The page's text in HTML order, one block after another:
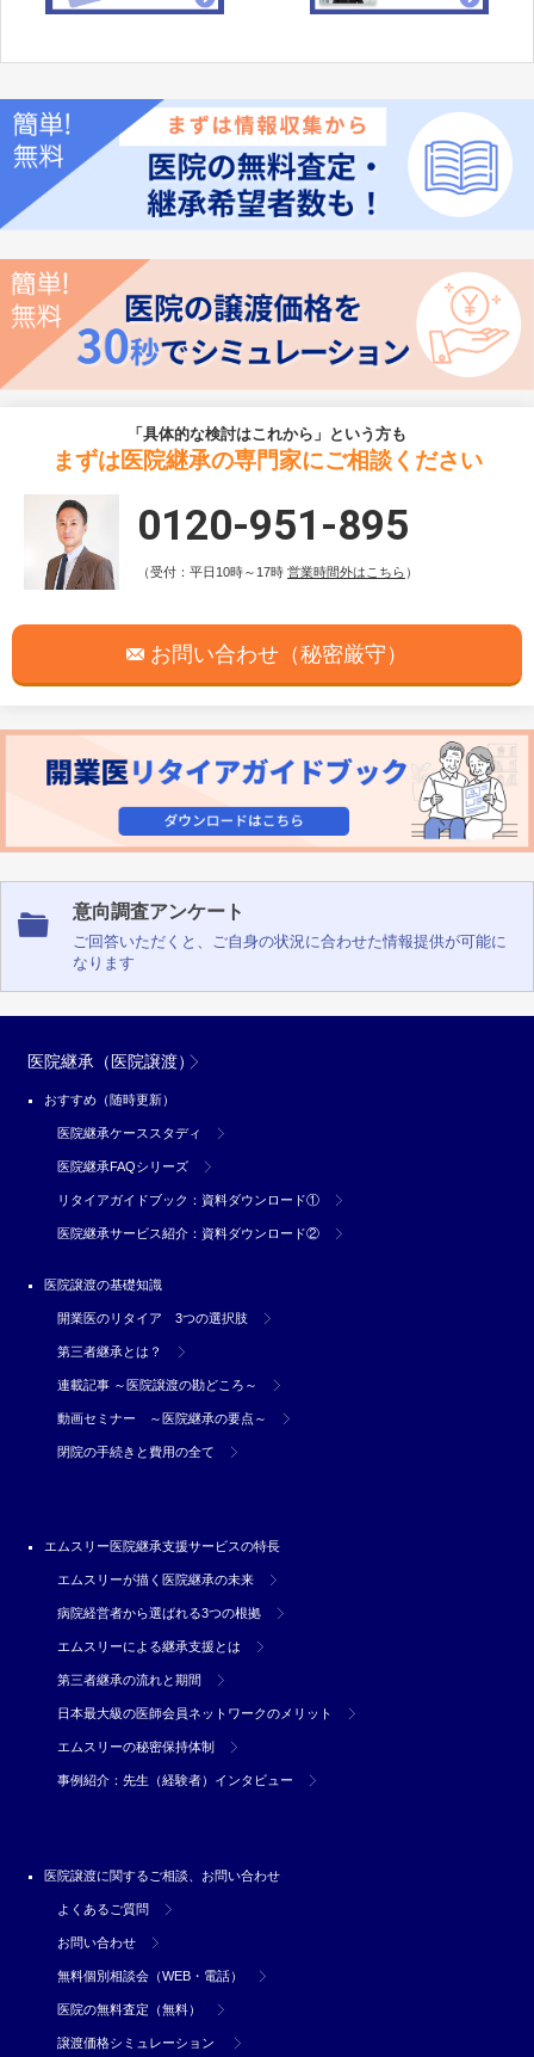
「具体的な検討はこれから」という方も
まずは医院継承の専門家にご相談ください
0120-951-895
（受付：平日10時～17時 営業時間外はこちら ）
お問い合わせ（秘密厳守）
意向調査アンケート
ご回答いただくと、ご自身の状況に合わせた情報提供が可能に
なります
医院継承（医院譲渡）
おすすめ（随時更新）
医院継承ケーススタディ
医院継承FAQシリーズ
リタイアガイドブック：資料ダウンロード①
医院継承サービス紹介：資料ダウンロード②
医院譲渡の基礎知識
開業医のリタイア 3つの選択肢
第三者継承とは？
連載記事 ～医院譲渡の勘どころ～
動画セミナー ～医院継承の要点～
閉院の手続きと費用の全て
エムスリー医院継承支援サービスの特長
エムスリーが描く医院継承の未来
病院経営者から選ばれる3つの根拠
エムスリーによる継承支援とは
第三者継承の流れと期間
日本最大級の医師会員ネットワークのメリット
エムスリーの秘密保持体制
事例紹介：先生（経験者）インタビュー
医院譲渡に関するご相談、お問い合わせ
よくあるご質問
お問い合わせ
無料個別相談会（WEB・電話）
医院の無料査定（無料）
譲渡価格シミュレーション